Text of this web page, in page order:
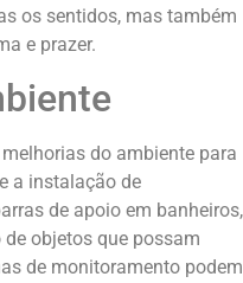
os sentidos, mas também
e prazer.
do ambiente para
a instalação de
de apoio em banheiros,
objetos que possam
de monitoramento podem